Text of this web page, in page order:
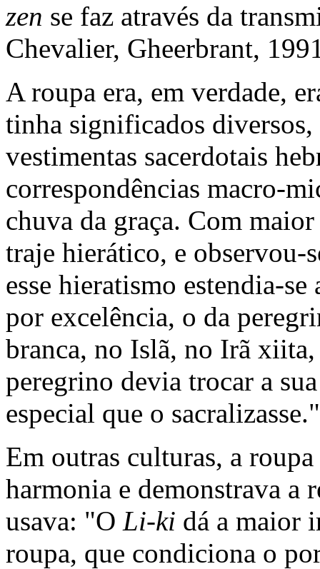
zen se faz através da
Chevalier, Gheerbrant,
A roupa era, em verdade,
tinha significados
vestimentas sacerdotais
correspondências macro-
chuva da graça. Com
traje hierático, e observou-
esse hieratismo estendia-
por excelência, o da
branca, no Islã, no Irã
peregrino devia trocar a
especial que o
Em outras culturas, a
harmonia e demonstrava a
usava: "O Li-ki dá a maior
roupa, que condiciona o